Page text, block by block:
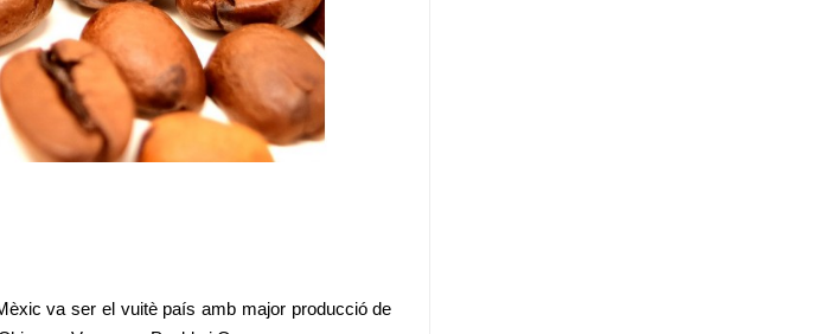
va ser el vuitè país amb major producció de